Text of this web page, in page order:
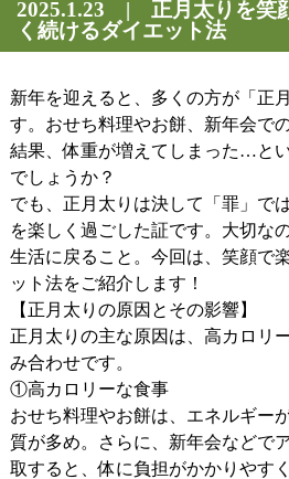
2025.1.23 | 正月太りを笑
く続けるダイエット法
新年を迎えると、多くの方が「正
す。おせち料理やお餅、新年会で
結果、体重が増えてしまった…と
でしょうか？
でも、正月太りは決して「罪」で
を楽しく過ごした証です。大切な
生活に戻ること。今回は、笑顔で
ット法をご紹介します！
【正月太りの原因とその影響】
正月太りの主な原因は、高カロリ
み合わせです。
①高カロリーな食事
おせち料理やお餅は、エネルギー
質が多め。さらに、新年会などで
取すると、体に負担がかかりやす